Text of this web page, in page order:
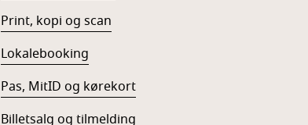
Print, kopi og scan
Lokalebooking
Pas, MitID og kørekort
Billetsalg og tilmelding